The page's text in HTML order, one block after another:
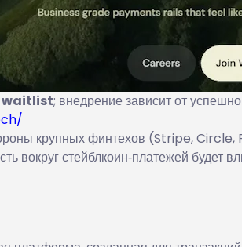
waitlist; внедрение зависит от
крупных финтехов (Stripe, Circle,
вокруг стейблкоин‑платежей будет